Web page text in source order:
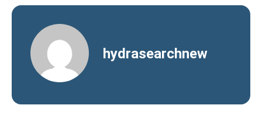
hydrasearchnew